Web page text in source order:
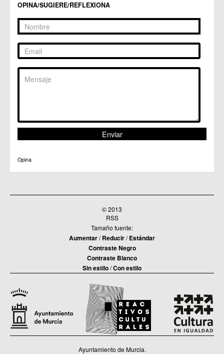
OPINA/SUGIERE/REFLEXIONA
Opina
© 2013
RSS
Tamaño fuente:
Aumentar/Reducir/Estándar
Contraste Negro
Contraste Blanco
Sin estilo/Con estilo
Ayuntamiento de Murcia.